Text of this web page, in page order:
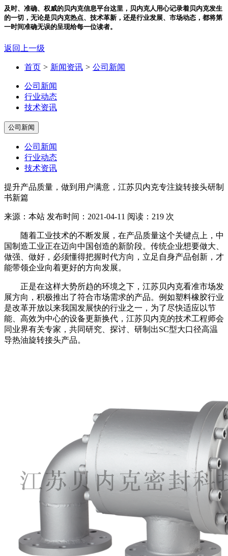
及时、准确、权威的贝内克信息平台这里，贝内克人用心记录着贝内克发生
的一切，无论是贝内克热点、技术革新，还是行业发展、市场动态，都将第
一时间准确无误的呈现给每一位读者。
返回上一级
首页 > 新闻资讯 > 公司新闻
公司新闻
行业动态
技术资讯
公司新闻
公司新闻
行业动态
技术资讯
提升产品质量，做到用户满意，江苏贝内克专注旋转接头研制
书新篇
来源：本站 发布时间：2021-04-11 阅读：219 次
随着工业技术的不断发展，在产品质量这个关键点上，中
国制造工业正在迈向中国创造的新阶段。传统企业想要做大、
做强、做好，必须懂得把握时代方向，立足自身产品创新，才
能带领企业向着更好的方向发展。
正是在这样大势所趋的环境之下，江苏贝内克看准市场发
展方向，积极推出了符合市场需求的产品。例如塑料橡胶行业
是改革开放以来我国发展快的行业之一，为了尽快适应以节
能、高效为中心的设备更新换代，江苏贝内克的技术工程师会
同业界有关专家，共同研究、探讨、研制出SC型大口径高温
导热油旋转接头产品。